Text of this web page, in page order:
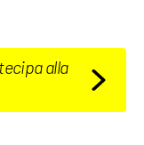
alla